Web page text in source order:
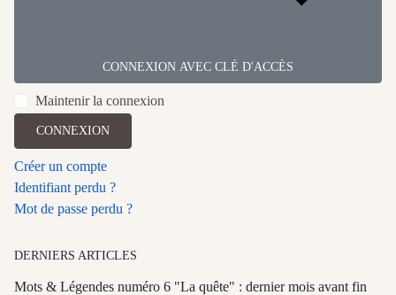
CONNEXION AVEC CLÉ D'ACCÈS
Maintenir la connexion
CONNEXION
Créer un compte
Identifiant perdu ?
Mot de passe perdu ?
DERNIERS ARTICLES
Mots & Légendes numéro 6 "La quête" : dernier mois avant fin